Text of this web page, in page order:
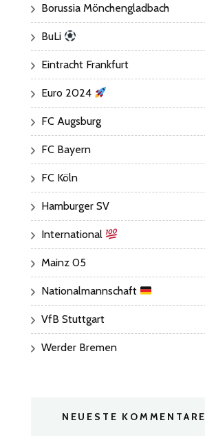
Borussia Mönchengladbach
BuLi
Eintracht Frankfurt
Euro 2024
FC Augsburg
FC Bayern
FC Köln
Hamburger SV
International
Mainz 05
Nationalmannschaft
VfB Stuttgart
Werder Bremen
NEUESTE KOMMENTARE